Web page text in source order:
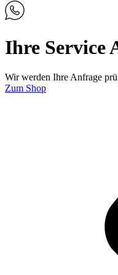
Ihre Service
Wir werden Ihre Anfrage
Zum Shop